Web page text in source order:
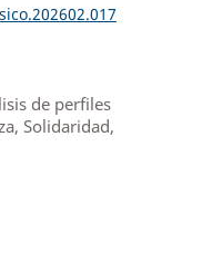
de perfiles
Solidaridad,